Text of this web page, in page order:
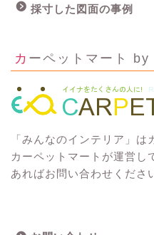
採寸した図面の事例
カーペットマート
「みんなのインテリア」
カーペットマートが運営し
あればお問い合わせくださ